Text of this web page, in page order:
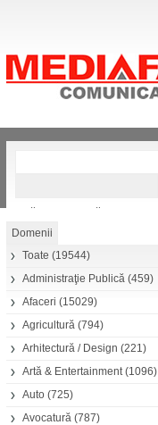
Căutare avansată
Toate (19544)
Administraţie Publică (459)
Afaceri (15029)
Agricultură (794)
Arhitectură / Design (221)
Artă & Entertainment(1096)
Auto (725)
Avocatură (787)